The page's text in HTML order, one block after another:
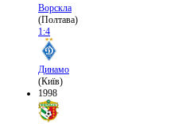
Ворскла
(Полтава)
1:4
Динамо
(Київ)
1998